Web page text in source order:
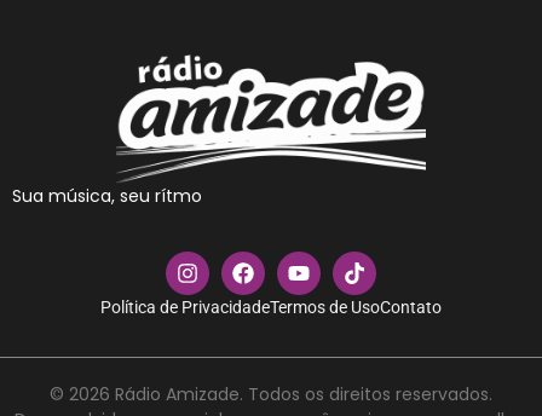
Sua música, seu rítmo
Política de PrivacidadeTermos de UsoContato
© 2026 Rádio Amizade. Todos os direitos reservados.